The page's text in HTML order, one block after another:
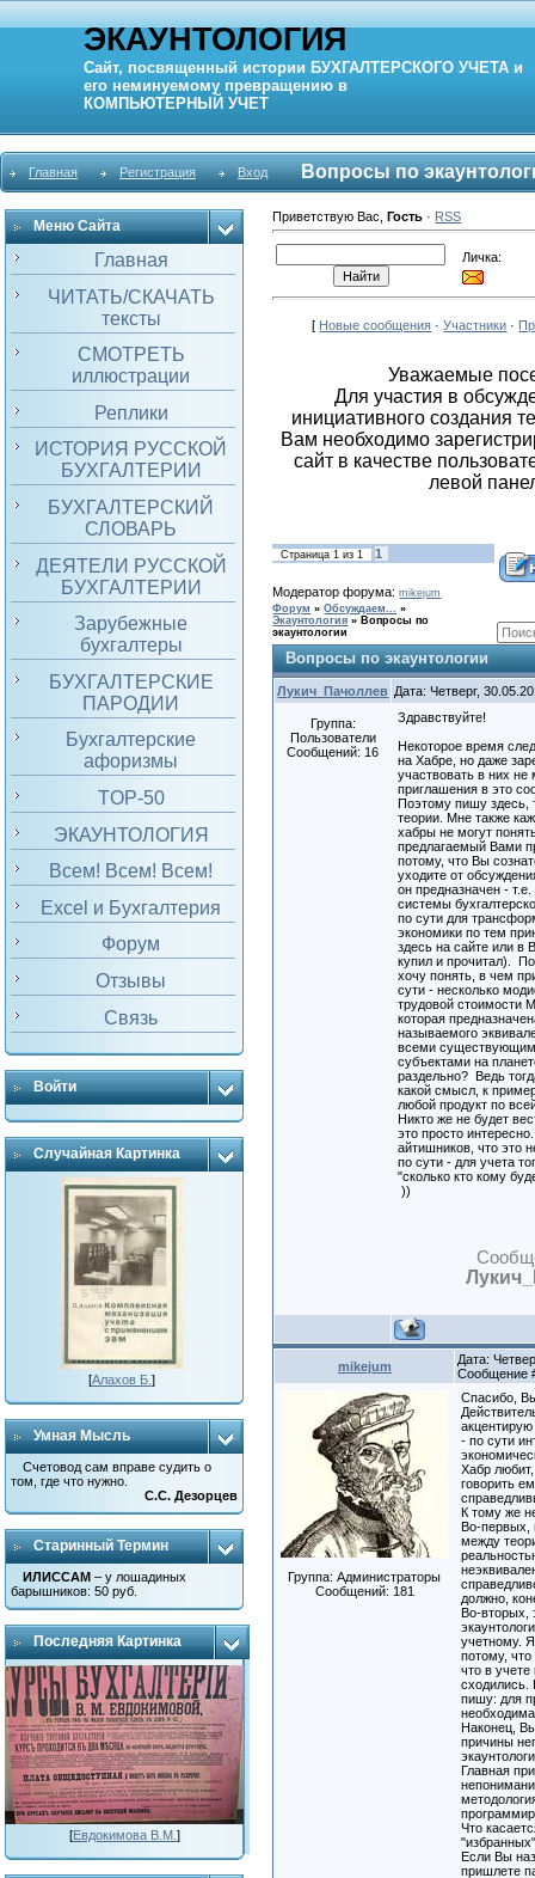
ЭКАУНТОЛОГИЯ
Сайт, посвященный истории БУХГАЛТЕРСКОГО УЧЕТА и
его неминуемому превращению в
КОМПЬЮТЕРНЫЙ УЧЕТ
Главная Регистрация Вход Вопросы по
Меню Сайта
Главная
ЧИТАТЬ/СКАЧАТЬ
тексты
СМОТРЕТЬ
иллюстрации
Реплики
ИСТОРИЯ РУССКОЙ
БУХГАЛТЕРИИ
БУХГАЛТЕРСКИЙ
СЛОВАРЬ
ДЕЯТЕЛИ РУССКОЙ
БУХГАЛТЕРИИ
Зарубежные
бухгалтеры
БУХГАЛТЕРСКИЕ
ПАРОДИИ
Бухгалтерские
афоризмы
TOP-50
ЭКАУНТОЛОГИЯ
Всем! Всем! Всем!
Excel и Бухгалтерия
Форум
Отзывы
Связь
Войти
Случайная Картинка
[Алахов Б. ]
Умная Мысль
Счетовод сам вправе судить о
том, где что нужно.
С.С. Дезорцев
Старинный Термин
ИЛИССАМ – у лошадиных
барышников: 50 руб.
Последняя Картинка
[Евдокимова В.М. ]
Приветствую Вас ,Гость · RSS
Личка:
[ Новые сообщения ·Участники ·
Уважаемые
Для участия в
инициативного создания
Вам необходимо
сайт в качестве
левой
Страница1 из1 1
Модератор форума:mikejum
Форум » Обсуждаем...
»
Экаунтология » Вопросы по
экаунтологии
Вопросы по экаунтологии
Лукич_Пачоллев Дата: Четверг,
Группа:
Пользователи
Сообщений: 16
Здравствуйте!
Некоторое время
на Хабре, но даже
участвовать в них не
приглашения в это
Поэтому пишу здесь,
теории. Мне также
хабры не могут
предлагаемый Вами
потому, что Вы
уходите от
он предназначен -
системы
по сути для
экономики по тем
здесь на сайте или в
купил и прочитал).
хочу понять, в чем
сути - несколько
трудовой стоимости
которая
называемого
всеми
субъектами на
раздельно? Ведь
какой смысл, к
любой продукт по
Никто же не будет
это просто
айтишников, что это
по сути - для учета
"сколько кто кому
))
mikejum
Дата:
Сообщение
Группа: Администраторы
Сообщений: 181
Спасибо,
- по сути
Хабр любит,
говорить
К тому же
Во-первых,
между
должно,
Во-вторых,
учетному.
потому,
что в
сходились.
пишу: для
Наконец,
причины
Главная
Что
Если Вы
пришлете